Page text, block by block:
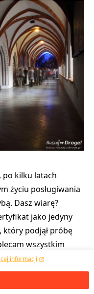
kilku latach
życiu posługiwania
Dasz wiarę?
jako jedyny
który podjął próbę
wszystkim
nerwami.
informacji